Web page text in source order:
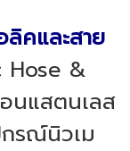
คและสาย
Hose &
นแสตนเลส
รณ์นิวเม